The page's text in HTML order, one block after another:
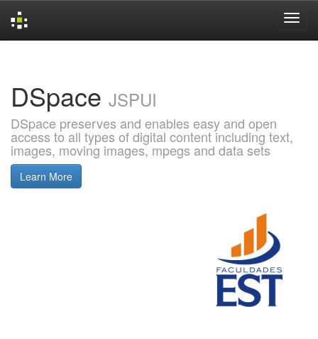
DSpace JSPUI
DSpace preserves and enables easy and open
access to all types of digital content including text,
images, moving images, mpegs and data sets
Learn More